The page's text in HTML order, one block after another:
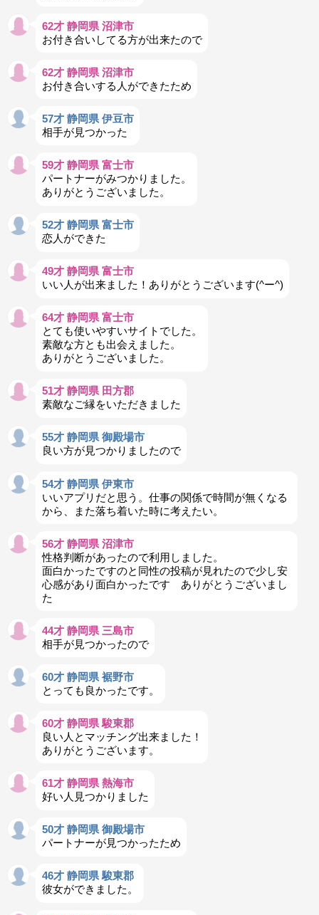
62才 静岡県 沼津市
お付き合いしてる方が出来たので
62才 静岡県 沼津市
お付き合いする人ができたため
57才 静岡県 伊豆市
相手が見つかった
59才 静岡県 富士市
パートナーがみつかりました。
ありがとうございました。
52才 静岡県 富士市
恋人ができた
49才 静岡県 富士市
いい人が出来ました！ありがとうございます(^ー^)
64才 静岡県 富士市
とても使いやすいサイトでした。
素敵な方とも出会えました。
ありがとうございました。
51才 静岡県 田方郡
素敵なご縁をいただきました
55才 静岡県 御殿場市
良い方が見つかりましたので
54才 静岡県 伊東市
いいアプリだと思う。仕事の関係で時間が無くなる
から、また落ち着いた時に考えたい。
56才 静岡県 沼津市
性格判断があったので利用しました。
面白かったですのと同性の投稿が見れたので少し安
心感があり面白かったです ありがとうございまし
た
44才 静岡県 三島市
相手が見つかったので
60才 静岡県 裾野市
とっても良かったです。
60才 静岡県 駿東郡
良い人とマッチング出来ました！
ありがとうございます。
61才 静岡県 熱海市
好い人見つかりました
50才 静岡県 御殿場市
パートナーが見つかったため
46才 静岡県 駿東郡
彼女ができました。